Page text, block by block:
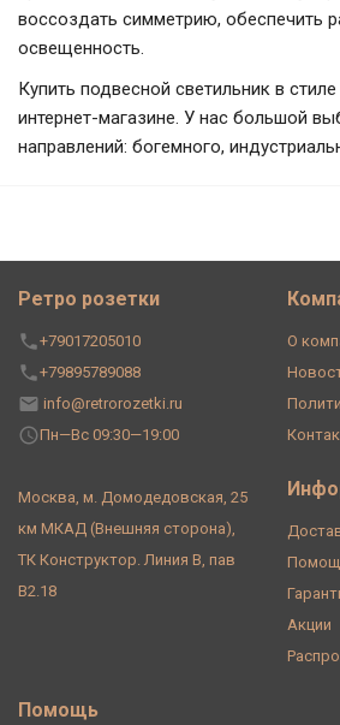
воссоздать симметрию, обеспечить
освещенность.
Купить подвесной светильник в
интернет-магазине. У нас большой
направлений: богемного,
Ретро розетки
+79017205010
+79895789088
info@retrorozetki.ru
Пн—Вс 09:30—19:00
Москва, м. Домодедовская, 25
км МКАД (Внешняя сторона),
ТК Конструктор. Линия В, пав
В2.18
О
Акции
Помощь